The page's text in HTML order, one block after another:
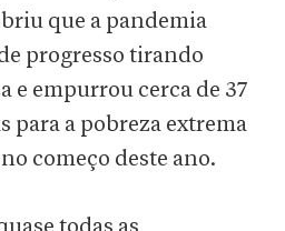
que a pandemia
progresso tirando
e empurrou cerca de 37
para a pobreza extrema
começo deste ano.